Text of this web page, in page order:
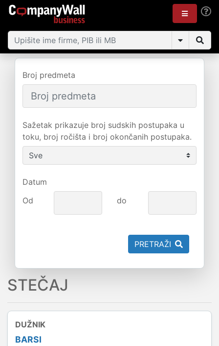
Broj predmeta
Sažetak prikazuje broj sudskih postupaka u
toku, broj ročišta i broj okončanih postupaka.
Datum
Od
do
PRETRAŽI
STEČAJ
DUŽNIK
BARSI